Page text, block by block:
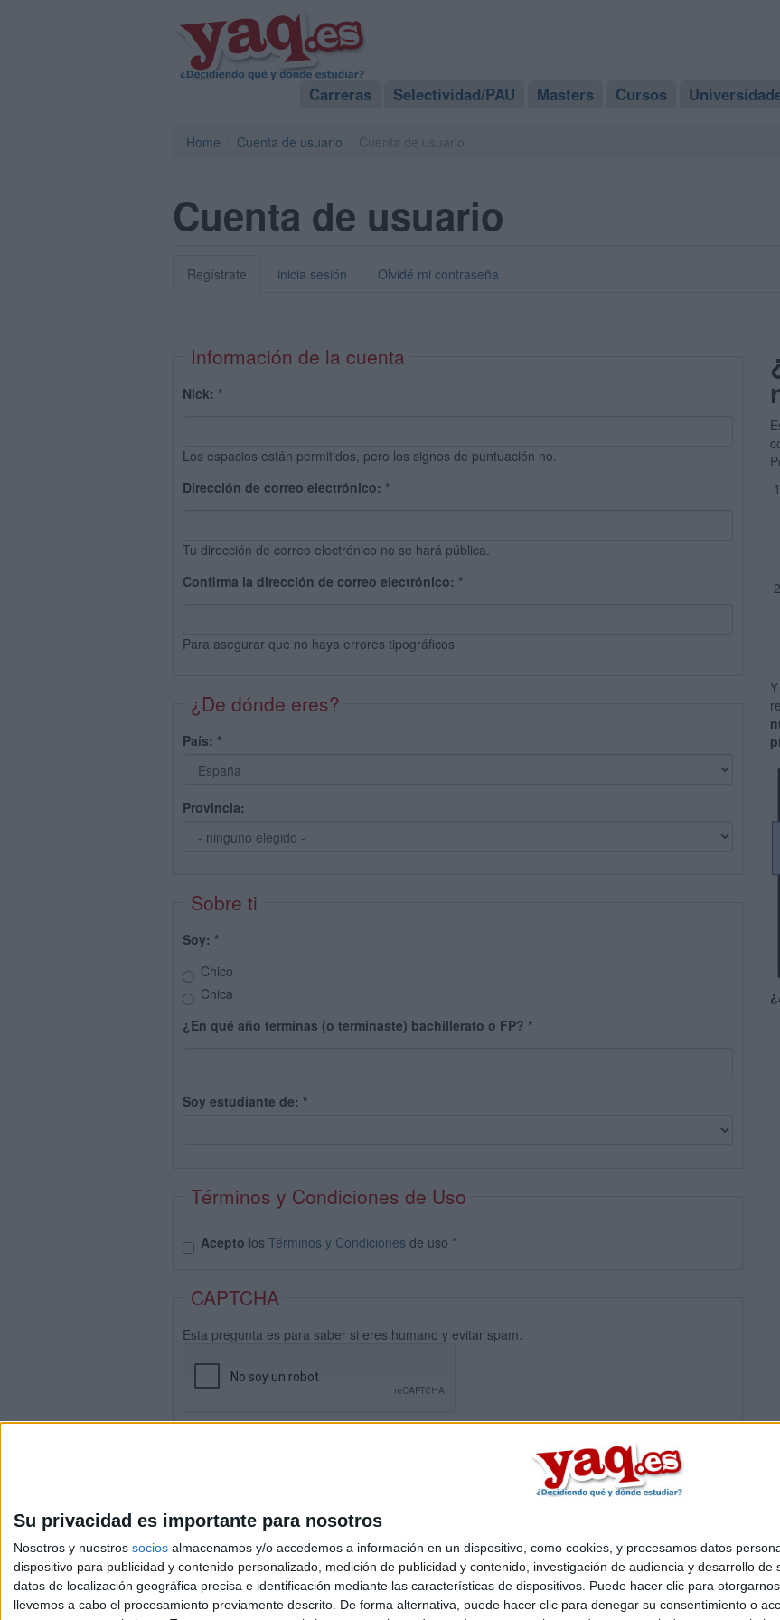
Su privacidad es importante para nosotros
Nosotros y nuestros socios almacenamos y/o accedemos a información en un dispositivo, como cookies, y procesamos datos
dispositivo para publicidad y contenido personalizado, medición de publicidad y contenido, investigación de audiencia y desarrollo de
datos de localización geográfica precisa e identificación mediante las características de dispositivos. Puede hacer clic para
llevemos a cabo el procesamiento previamente descrito. De forma alternativa, puede hacer clic para denegar su consentimiento o
Carreras Selectividad/PAU Masters Cursos
Home Cuenta de usuario
Cuenta de usuario
Regístrate inicia sesión Olvidé mi contraseña
Información de la cuenta
Nick: *
Los espacios están permitidos, pero los signos de puntuación no.
Dirección de correo electrónico: *
Tu dirección de correo electrónico no se hará pública.
Confirma la dirección de correo electrónico: *
Para asegurar que no haya errores tipográficos
¿De dónde eres?
País: *
Provincia:
Sobre ti
Soy: *
Chico
Chica
¿En qué año terminas (o terminaste) bachillerato o FP? *
Soy estudiante de: *
Términos y Condiciones de Uso
Acepto los Términos y Condiciones de uso *
CAPTCHA
Esta pregunta es para saber si eres humano y evitar spam.
Quiénes somos |Contactar| Anúnciate
Aviso legal|Politica de privacidad|Condiciones generales|Política